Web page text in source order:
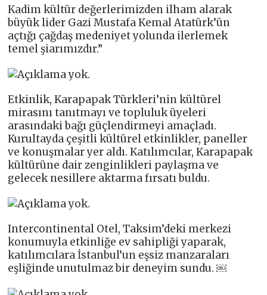
Kadim kültür değerlerimizden ilham alarak
büyük lider Gazi Mustafa Kemal Atatürk’ün
açtığı çağdaş medeniyet yolunda ilerlemek
temel şiarımızdır.”
Etkinlik, Karapapak Türkleri’nin kültürel
mirasını tanıtmayı ve topluluk üyeleri
arasındaki bağı güçlendirmeyi amaçladı.
Kurultayda çeşitli kültürel etkinlikler, paneller
ve konuşmalar yer aldı. Katılımcılar, Karapapak
kültürüne dair zenginlikleri paylaşma ve
gelecek nesillere aktarma fırsatı buldu.
Intercontinental Otel, Taksim’deki merkezi
konumuyla etkinliğe ev sahipliği yaparak,
katılımcılara İstanbul’un eşsiz manzaraları
eşliğinde unutulmaz bir deneyim sundu. ￼